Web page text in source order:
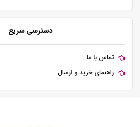
دسترسی سریع
تماس با ما
راهنمای خرید و ارسال